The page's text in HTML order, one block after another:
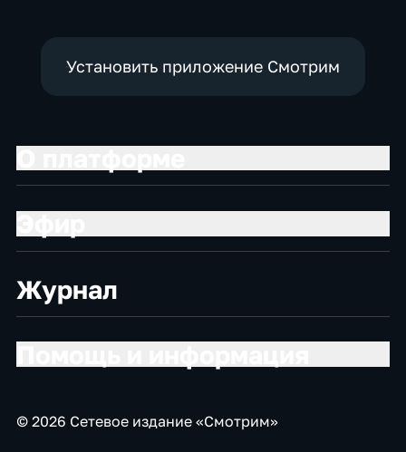
Установить приложение Смотрим
Журнал
© 2026 Сетевое издание «Смотрим»